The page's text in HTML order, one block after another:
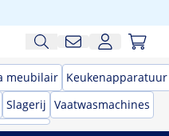
meubilair Keukenapparatuur
Slagerij Vaatwasmachines